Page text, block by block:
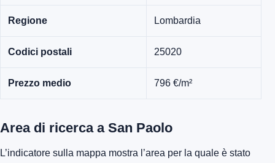
Regione Lombardia
Codici postali 25020
Prezzo medio 796 €/m²
Area di ricerca a San Paolo
L’indicatore sulla mappa mostra l’area per la quale è stato